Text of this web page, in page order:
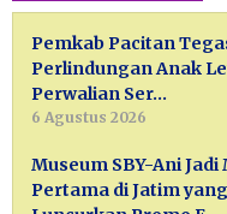
Pemkab Pacitan
Perlindungan Anak
Perwalian Ser…
6 Agustus 2026
Museum SBY-Ani Jadi
Pertama di Jatim